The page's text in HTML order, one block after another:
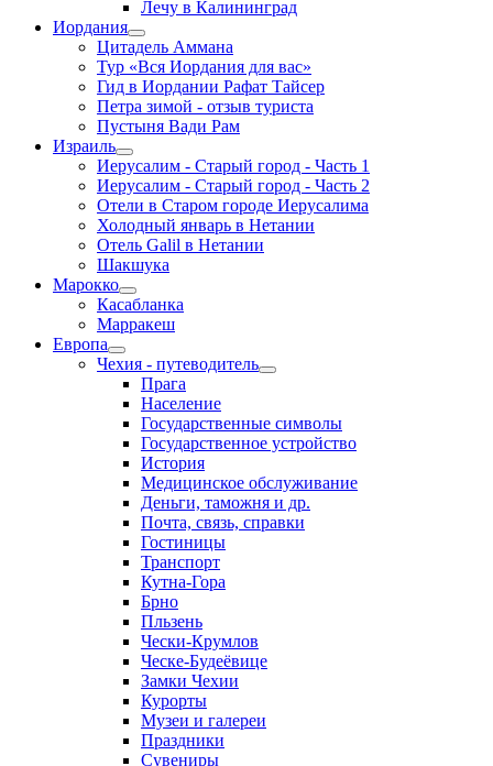
Лечу в Калининград
Иордания
Цитадель Аммана
Тур «Вся Иордания для вас»
Гид в Иордании Рафат Тайсер
Петра зимой - отзыв туриста
Пустыня Вади Рам
Израиль
Иерусалим - Старый город - Часть 1
Иерусалим - Старый город - Часть 2
Отели в Старом городе Иерусалима
Холодный январь в Нетании
Отель Galil в Нетании
Шакшука
Марокко
Касабланка
Марракеш
Европа
Чехия - путеводитель
Прага
Население
Государственные символы
Государственное устройство
История
Медицинское обслуживание
Деньги, таможня и др.
Почта, связь, справки
Гостиницы
Транспорт
Кутна-Гора
Брно
Пльзень
Чески-Крумлов
Ческе-Будеёвице
Замки Чехии
Курорты
Музеи и галереи
Праздники
Сувениры